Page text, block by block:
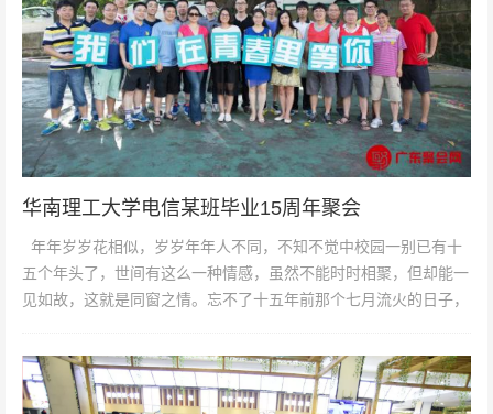
华南理工大学电信某班毕业15周年聚会
年年岁岁花相似，岁岁年年人不同，不知不觉中校园一别已有十
五个年头了，世间有这么一种情感，虽然不能时时相聚，但却能一
见如故，这就是同窗之情。忘不了十五年前那个七月流火的日子，